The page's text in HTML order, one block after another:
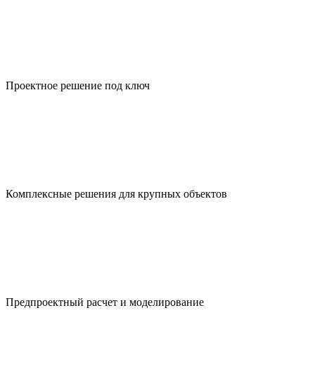
Проектное решение под ключ
Комплексные решения для крупных объектов
Предпроект­ный расчет и моделирование